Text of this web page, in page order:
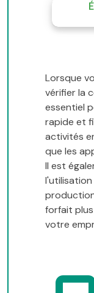
Lorsque
vérifier la
essentiel
rapide et
activités
que les
Il est
forfait
votre